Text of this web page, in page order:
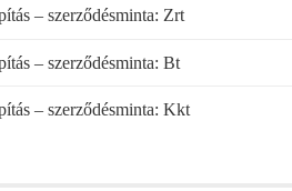
– szerződésminta: Zrt
– szerződésminta: Bt
– szerződésminta: Kkt